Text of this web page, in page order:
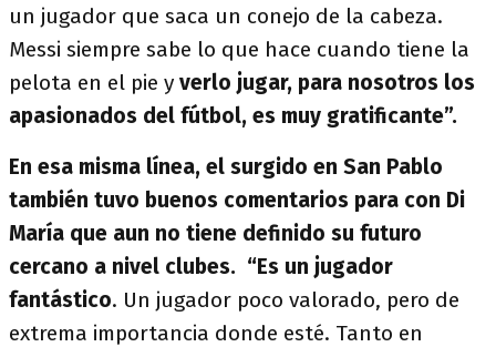
un jugador que saca un conejo de la cabeza.
Messi siempre sabe lo que hace cuando tiene la
pelota en el pie y verlo jugar, para nosotros los
apasionados del fútbol, es muy gratificante”.
En esa misma línea, el surgido en San Pablo
también tuvo buenos comentarios para con Di
María que aun no tiene definido su futuro
cercano a nivel clubes. “Es un jugador
fantástico. Un jugador poco valorado, pero de
extrema importancia donde esté. Tanto en